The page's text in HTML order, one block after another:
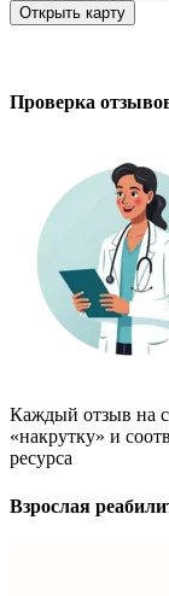
Открыть карту
Проверка
Каждый отзыв на
«накрутку» и
ресурса
Взрослая